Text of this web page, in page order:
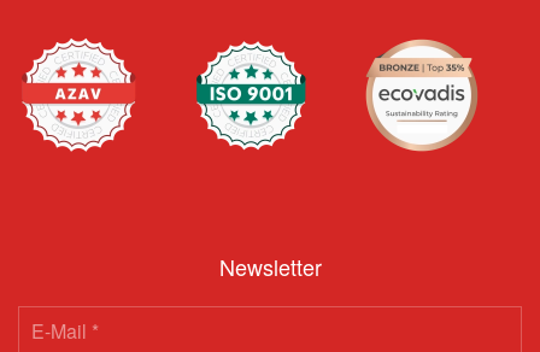
Newsletter